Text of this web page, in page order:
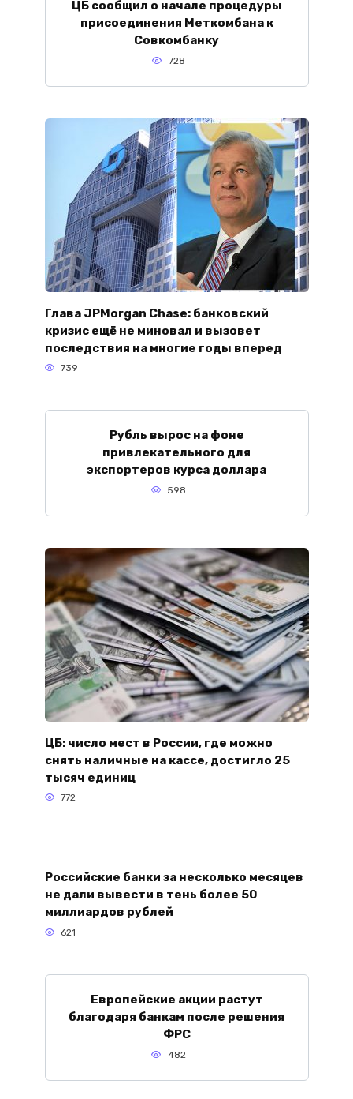
ЦБ сообщил о начале процедуры
присоединения Меткомбана к
Совкомбанку
728
Глава JPMorgan Chase: банковский
кризис ещё не миновал и вызовет
последствия на многие годы вперед
739
Рубль вырос на фоне
привлекательного для
экспортеров курса доллара
598
ЦБ: число мест в России, где можно
снять наличные на кассе, достигло 25
тысяч единиц
772
Российские банки за несколько месяцев
не дали вывести в тень более 50
миллиардов рублей
621
Европейские акции растут
благодаря банкам после решения
ФРС
482